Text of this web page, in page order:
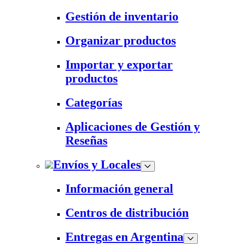
Gestión de inventario
Organizar productos
Importar y exportar
productos
Categorías
Aplicaciones de Gestión y
Reseñas
Envíos y Locales
Información general
Centros de distribución
Entregas en Argentina